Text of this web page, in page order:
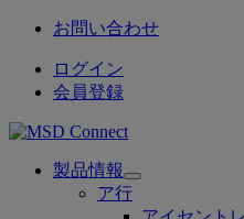
お問い合わせ
ログイン
会員登録
製品情報
Open
submenu
ア行